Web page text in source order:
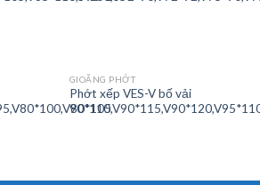
GIOĂNG PHỚT
Phớt xếp VES-V bố vải